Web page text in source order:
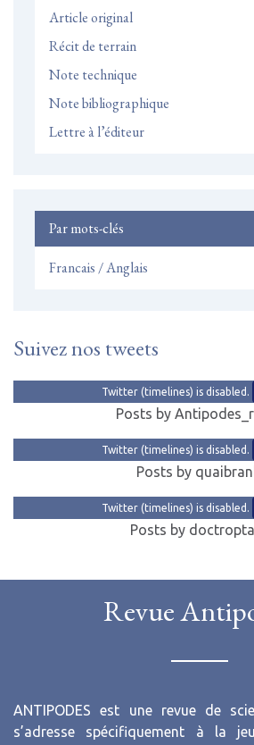
Article original
Récit de terrain
Note technique
Note bibliographique
Lettre à l’éditeur
Par mots-clés
Francais / Anglais
Suivez nos tweets
Twitter (timelines) is disabled.
Posts by
Twitter (timelines) is disabled.
Posts by
Twitter (timelines) is disabled.
Posts by
Revue
ANTIPODES est une revue de
s’adresse spécifiquement à la